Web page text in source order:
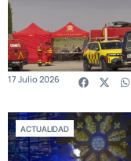
17 Julio 2026
ACTUALIDAD